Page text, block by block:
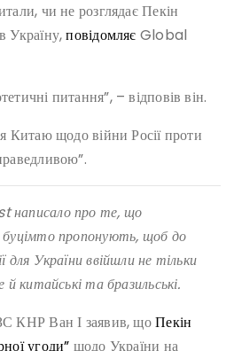
чи не розглядає Пекін
Україну,повідомляє Global
питання”, – відповів він.
Китаю щодо війни Росії проти
написало про те, що
буцімто пропонують, щоб до
для України ввійшли не тільки
й китайські та бразильські.
КНР Ван І заявив, щоПекін
угоди” щодо України на